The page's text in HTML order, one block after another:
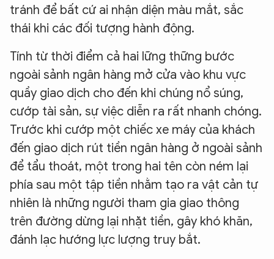
tránh để bất cứ ai nhận diện màu mắt, sắc
thái khi các đối tượng hành động.
Tính từ thời điểm cả hai lững thững bước
ngoài sảnh ngân hàng mở cửa vào khu vực
quầy giao dịch cho đến khi chúng nổ súng,
cướp tài sản, sự việc diễn ra rất nhanh chóng.
Trước khi cướp một chiếc xe máy của khách
đến giao dịch rút tiền ngân hàng ở ngoài sảnh
để tẩu thoát, một trong hai tên còn ném lại
phía sau một tập tiền nhằm tạo ra vật cản tự
nhiên là những người tham gia giao thông
trên đường dừng lại nhặt tiền, gây khó khăn,
đánh lạc hướng lực lượng truy bắt.